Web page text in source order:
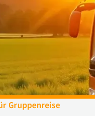
Gruppenreise